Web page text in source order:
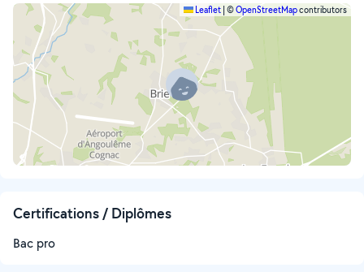
Leaflet ©OpenStreetMapcontributors
Certifications / Diplômes
Bac pro